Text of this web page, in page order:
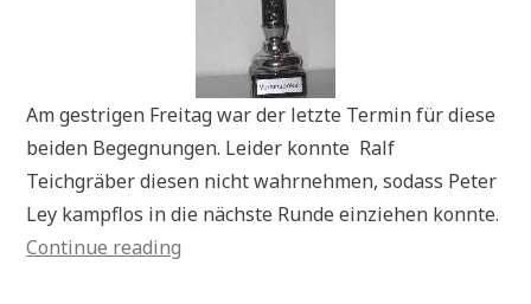
Am gestrigen Freitag war der letzte Termin für diese
beiden Begegnungen. Leider konnte Ralf
Teichgräber diesen nicht wahrnehmen, sodass Peter
Ley kampflos in die nächste Runde einziehen konnte.
Continue reading